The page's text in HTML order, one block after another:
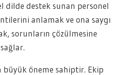
dilde destek sunan personel
anlamak ve ona saygı
sorunların çözülmesine
öneme sahiptir. Ekip